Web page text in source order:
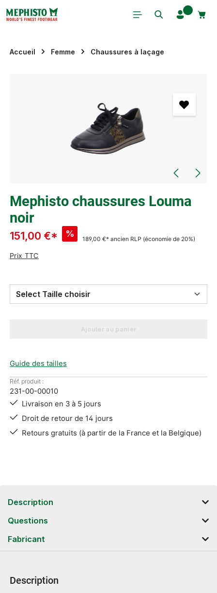
Passer au contenu principal
Accueil Femme Chaussures à laçage
Mephisto chaussures Louma
noir
151,00 €* %
189,00 €* ancien RLP (économie de 20%)
Prix TTC
Select Taille choisir
Ajouter au panier
Guide des tailles
Réf. produit :
231-00-00010
Livraison en 3 à 5 jours
Droit de retour de 14 jours
Retours gratuits (à partir de la France et la Belgique)
Description
Questions
Fabricant
Description